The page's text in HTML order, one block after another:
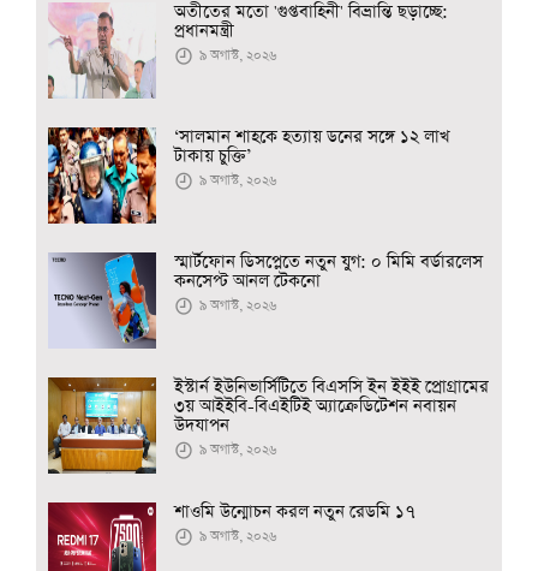
অতীতের মতো 'গুপ্তবাহিনী' বিভ্রান্তি ছড়াচ্ছে:
প্রধানমন্ত্রী
৯ অগাস্ট, ২০২৬
‘সালমান শাহকে হত্যায় ডনের সঙ্গে ১২ লাখ
টাকায় চুক্তি’
৯ অগাস্ট, ২০২৬
স্মার্টফোন ডিসপ্লেতে নতুন যুগ: ০ মিমি বর্ডারলেস
কনসেপ্ট আনল টেকনো
৯ অগাস্ট, ২০২৬
ইস্টার্ন ইউনিভার্সিটিতে বিএসসি ইন ইইই প্রোগ্রামের
৩য় আইইবি-বিএইটিই অ্যাক্রেডিটেশন নবায়ন
উদযাপন
৯ অগাস্ট, ২০২৬
শাওমি উন্মোচন করল নতুন রেডমি ১৭
৯ অগাস্ট, ২০২৬